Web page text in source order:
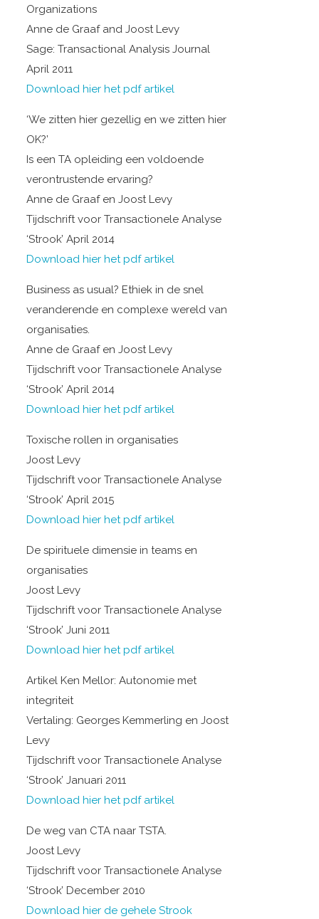
Organizations
Anne de Graaf and Joost Levy
Sage: Transactional Analysis Journal
April 2011
Download hier het pdf artikel
‘We zitten hier gezellig en we zitten hier
OK?’
Is een TA opleiding een voldoende
verontrustende ervaring?
Anne de Graaf en Joost Levy
Tijdschrift voor Transactionele Analyse
‘Strook’ April 2014
Download hier het pdf artikel
Business as usual? Ethiek in de snel
veranderende en complexe wereld van
organisaties.
Anne de Graaf en Joost Levy
Tijdschrift voor Transactionele Analyse
‘Strook’ April 2014
Download hier het pdf artikel
Toxische rollen in organisaties
Joost Levy
Tijdschrift voor Transactionele Analyse
‘Strook’ April 2015
Download hier het pdf artikel
De spirituele dimensie in teams en
organisaties
Joost Levy
Tijdschrift voor Transactionele Analyse
‘Strook’ Juni 2011
Download hier het pdf artikel
Artikel Ken Mellor: Autonomie met
integriteit
Vertaling: Georges Kemmerling en Joost
Levy
Tijdschrift voor Transactionele Analyse
‘Strook’ Januari 2011
Download hier het pdf artikel
De weg van CTA naar TSTA.
Joost Levy
Tijdschrift voor Transactionele Analyse
‘Strook’ December 2010
Download hier de gehele Strook